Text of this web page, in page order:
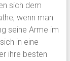
sich dem
wenn man
seine Arme im
in eine
ihre besten